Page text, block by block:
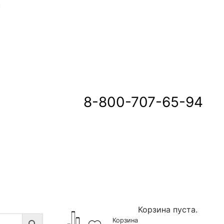
8-800-707-65-94
Корзина
Корзина пуста.